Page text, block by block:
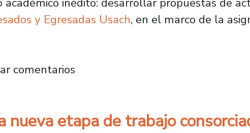
y Egresadas Usach, en el marco de la
en Comunicación Visual trabajan en
comentarios
nueva etapa de trabajo